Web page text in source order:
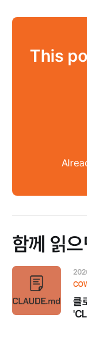
This
함께 읽
클